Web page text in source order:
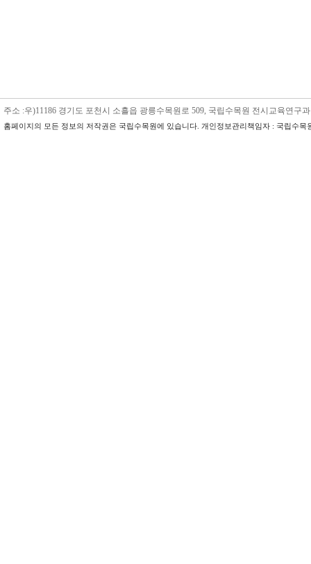
주소 :우)11186 경기도 포천시 소흘읍 광릉수목원로 509, 국립수목원 전시교육연구
홈페이지의 모든 정보의 저작권은 국립수목원에 있습니다. 개인정보관리책임자 : 국립수목